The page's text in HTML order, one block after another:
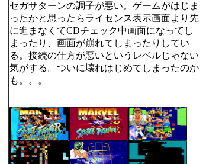
セガサターンの調子が悪い。ゲームがはじま
ったかと思ったらライセンス表示画面より先
に進まなくてCDチェック中画面になってし
まったり、画面が崩れてしまったりしてい
る。接続の仕方が悪いというレベルじゃない
気がする。ついに壊れはじめてしまったのか
も。。。